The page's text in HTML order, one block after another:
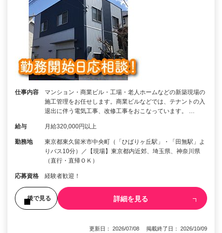
仕事内容
マンション・商業ビル・工場・老人ホームなどの新築現場の
施工管理をお任せします。商業ビルなどでは、テナントの入
退出に伴う電気工事、改修工事をおこなっています。 …
給与 月給320,000円以上
勤務地
東京都東久留米市中央町（「ひばりヶ丘駅」・「田無駅」よ
りバス10分）／【現場】東京都内近郊、埼玉県、神奈川県
（直行・直帰ＯＫ）
応募資格 経験者歓迎！
後で見る 詳細を見る
更新日： 2026/07/08 掲載終了日： 2026/10/09